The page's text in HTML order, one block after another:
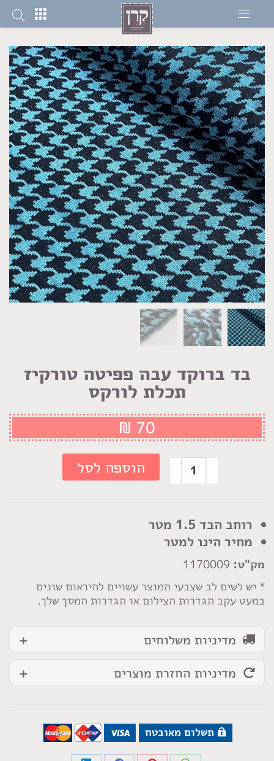
בד ברוקד עבה פפיטה טורקיז
תכלת לורקס
רוחב הבד 1.5 מטר
מחיר הינו למטר
מק"ט:
* יש לשים לב שצבעי המוצר עשויים להיראות שונים
במעט עקב הגדרות הצילום או הגדרות המסך שלך.
₪ 70
כמות
של
ברוקד
עבה
פפיטה
טורקיז
תכלת
לורקס
הוספה לסל
מדיניות משלוחים
מדיניות החזרת מוצרים
תשלום מאובטח